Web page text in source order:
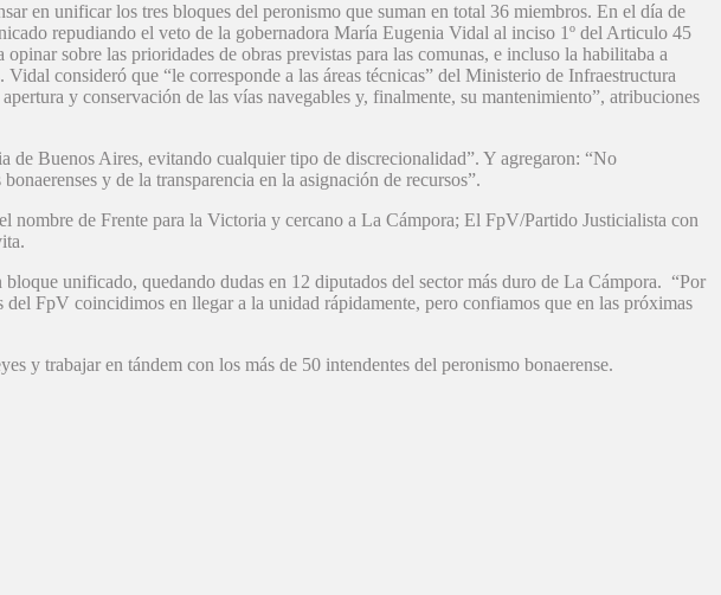
en unificar los tres bloques del peronismo que suman en total 36 miembros. En el día de
repudiando el veto de la gobernadora María Eugenia Vidal al inciso 1º del Articulo 45
sobre las prioridades de obras previstas para las comunas, e incluso la habilitaba a
consideró que “le corresponde a las áreas técnicas” del Ministerio de Infraestructura
y conservación de las vías navegables y, finalmente, su mantenimiento”, atribuciones
de Buenos Aires, evitando cualquier tipo de discrecionalidad”. Y agregaron: “No
y de la transparencia en la asignación de recursos”.
de Frente para la Victoria y cercano a La Cámpora; El FpV/Partido Justicialista con
unificado, quedando dudas en 12 diputados del sector más duro de La Cámpora. “Por
FpV coincidimos en llegar a la unidad rápidamente, pero confiamos que en las próximas
y trabajar en tándem con los más de 50 intendentes del peronismo bonaerense.